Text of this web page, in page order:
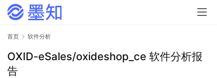
首页 软件分析
OXID-eSales/oxideshop_ce 软件分析报
告